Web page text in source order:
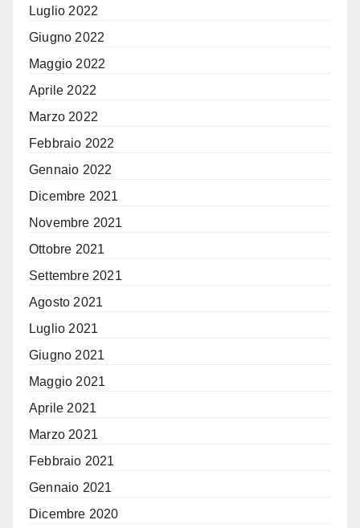
Luglio 2022
Giugno 2022
Maggio 2022
Aprile 2022
Marzo 2022
Febbraio 2022
Gennaio 2022
Dicembre 2021
Novembre 2021
Ottobre 2021
Settembre 2021
Agosto 2021
Luglio 2021
Giugno 2021
Maggio 2021
Aprile 2021
Marzo 2021
Febbraio 2021
Gennaio 2021
Dicembre 2020